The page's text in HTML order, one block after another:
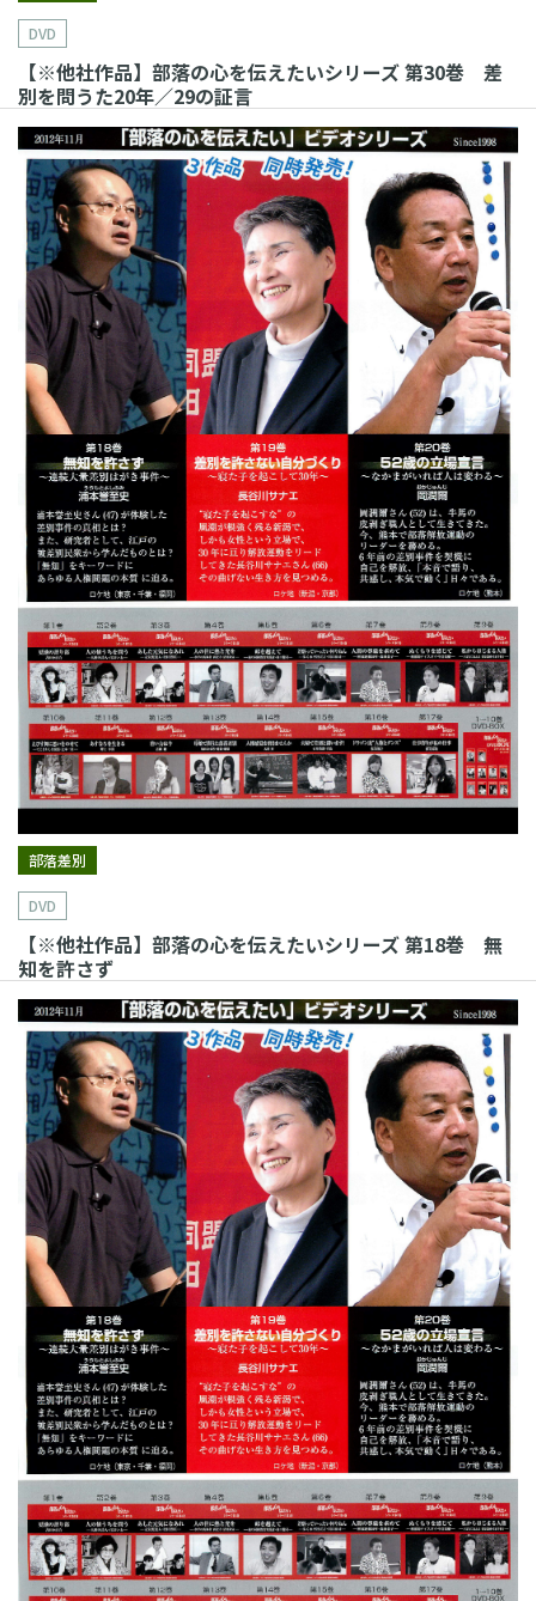
DVD
【※他社作品】部落の心を伝えたいシリーズ 第30巻 差
別を問うた20年／29の証言
部落差別
DVD
【※他社作品】部落の心を伝えたいシリーズ 第18巻 無
知を許さず